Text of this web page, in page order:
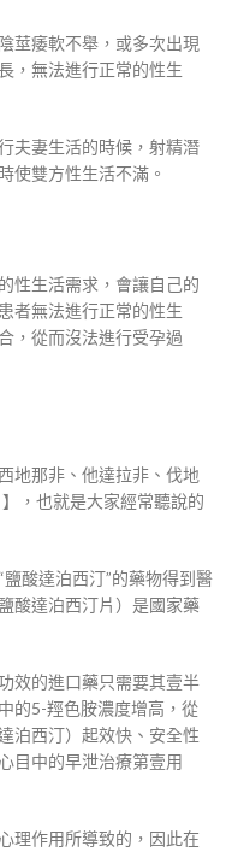
莖痿軟不舉，或多次出現
，無法進行正常的性生
夫妻生活的時候，射精潛
使雙方性生活不滿。
性生活需求，會讓自己的
者無法進行正常的性生
，從而沒法進行受孕過
地那非、他達拉非、伐地
，也就是大家經常聽說的
酸達泊西汀”的藥物得到醫
酸達泊西汀片）是國家藥
效的進口藥只需要其壹半
的5-羥色胺濃度增高，從
泊西汀）起效快、安全性
目中的早泄治療第壹用
理作用所導致的，因此在